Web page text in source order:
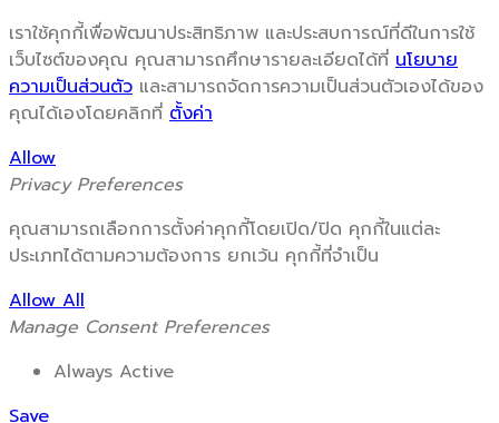
เราใช้คุกกี้เพื่อพัฒนาประสิทธิภาพ และประสบการณ์ที่ดีในการใช้
เว็บไซต์ของคุณ คุณสามารถศึกษารายละเอียดได้ที่ นโยบาย
ความเป็นส่วนตัว และสามารถจัดการความเป็นส่วนตัวเองได้ของ
คุณได้เองโดยคลิกที่ ตั้งค่า
Allow
Privacy Preferences
คุณสามารถเลือกการตั้งค่าคุกกี้โดยเปิด/ปิด คุกกี้ในแต่ละ
ประเภทได้ตามความต้องการ ยกเว้น คุกกี้ที่จำเป็น
Allow All
Manage Consent Preferences
Always Active
Save